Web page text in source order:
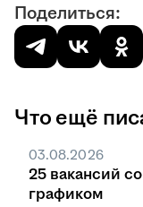
Поделиться:
Что ещё
03.08.2026
25 вакансий
графиком